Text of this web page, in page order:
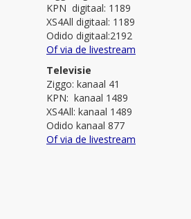
KPN digitaal: 1189
XS4All digitaal: 1189
Odido digitaal:2192
Of via de livestream
Televisie
Ziggo: kanaal 41
KPN: kanaal 1489
XS4All: kanaal 1489
Odido kanaal 877
Of via de livestream